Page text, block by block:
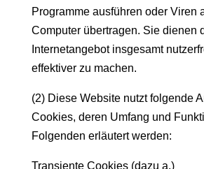
Programme ausführen oder Viren
Computer übertragen. Sie dienen
Internetangebot insgesamt
effektiver zu machen.
(2) Diese Website nutzt folgende
Cookies, deren Umfang und
Folgenden erläutert werden:
Transiente Cookies (dazu a.)